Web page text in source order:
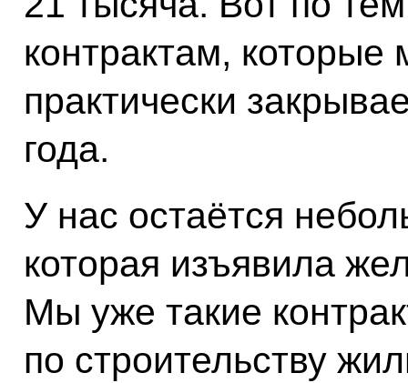
контрактам,
практически
года.
У нас остаётся
которая изъявила
Мы уже такие
по строительству